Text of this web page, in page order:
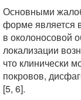
Основными
форме является
в околоносовой
локализации
что клинически
покровов,
[5, 6].